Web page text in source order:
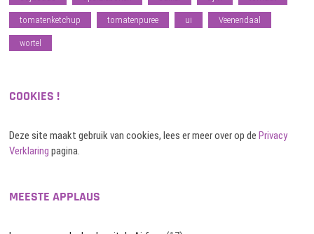
tomatenketchup tomatenpuree ui Veenendaal
wortel
COOKIES !
Deze site maakt gebruik van cookies, lees er meer over op dePrivacy
Verklaring pagina.
MEESTE APPLAUS